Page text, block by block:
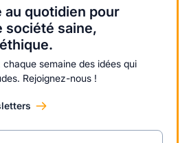
au quotidien pour
société saine,
semaine des idées qui
Rejoignez-nous !